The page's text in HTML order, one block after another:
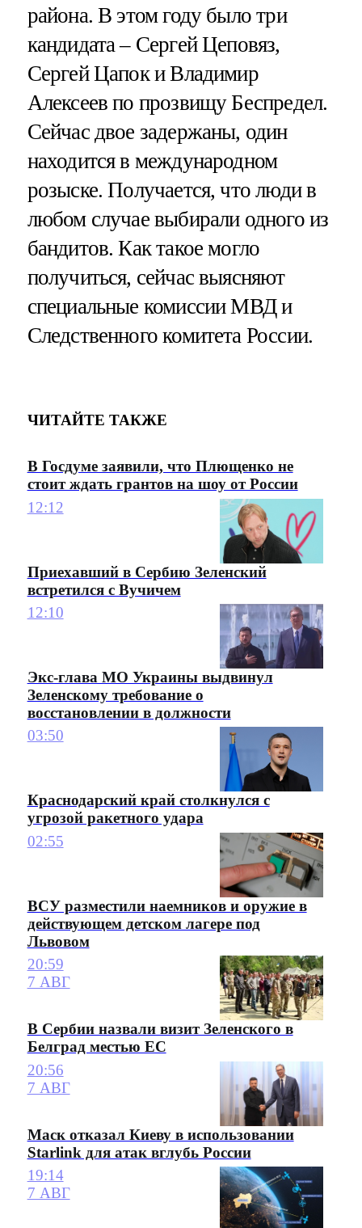
района. В этом году было три
кандидата – Сергей Цеповяз,
Сергей Цапок и Владимир
Алексеев по прозвищу Беспредел.
Сейчас двое задержаны, один
находится в международном
розыске. Получается, что люди в
любом случае выбирали одного из
бандитов. Как такое могло
получиться, сейчас выясняют
специальные комиссии МВД и
Следственного комитета России.
ЧИТАЙТЕ ТАКЖЕ
В Госдуме заявили, что Плющенко не
стоит ждать грантов на шоу от России
12:12
Приехавший в Сербию Зеленский
встретился с Вучичем
12:10
Экс-глава МО Украины выдвинул
Зеленскому требование о
восстановлении в должности
03:50
Краснодарский край столкнулся с
угрозой ракетного удара
02:55
ВСУ разместили наемников и оружие в
действующем детском лагере под
Львовом
20:59
7 АВГ
В Сербии назвали визит Зеленского в
Белград местью ЕС
20:56
7 АВГ
Маск отказал Киеву в использовании
Starlink для атак вглубь России
19:14
7 АВГ